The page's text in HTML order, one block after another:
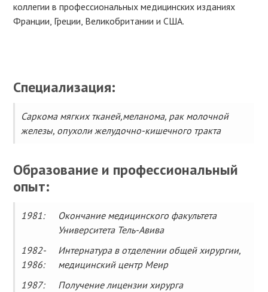
коллегии в профессиональных медицинских изданиях
Франции, Греции, Великобритании и США.
Специализация:
Саркома мягких тканей,меланома, рак молочной
железы, опухоли желудочно-кишечного тракта
Образование и профессиональный
опыт:
1981:
Окончание медицинского факультета
Университета Тель-Авива
1982-
1986:
Интернатура в отделении общей хирургии,
медицинский центр Меир
1987:
Получение лицензии хирурга